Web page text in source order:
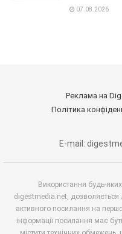
07.08.2026
Реклама на
Політика
E-mail:
Використання будь-
digestmedia.net, дозволяється
активного посилання на
інформації посилання має